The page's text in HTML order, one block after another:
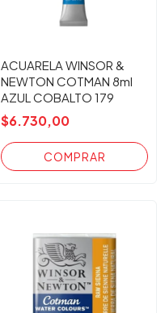
ACUARELA WINSOR &
NEWTON COTMAN 8ml
AZUL COBALTO 179
$6.730,00